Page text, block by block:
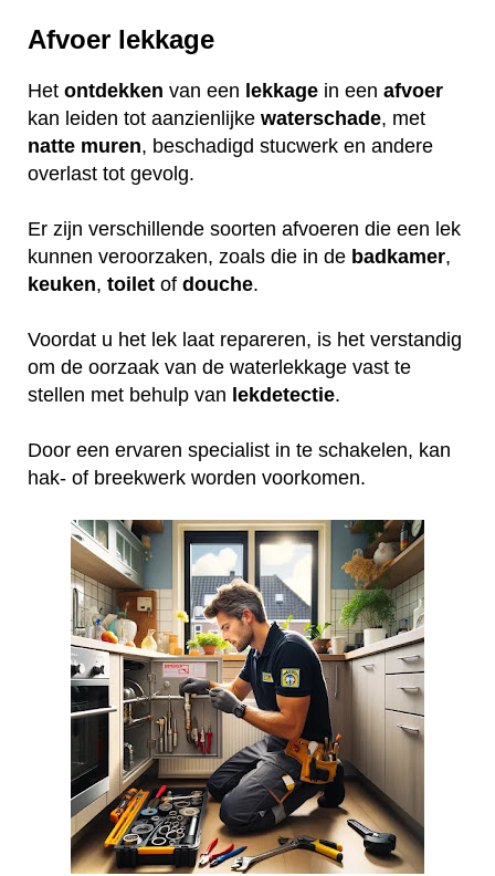
Afvoer lekkage
Het ontdekken van een lekkage in een afvoer
kan leiden tot aanzienlijke waterschade, met
natte muren, beschadigd stucwerk en andere
overlast tot gevolg.
Er zijn verschillende soorten afvoeren die een lek
kunnen veroorzaken, zoals die in de badkamer,
keuken, toilet of douche.
Voordat u het lek laat repareren, is het verstandig
om de oorzaak van de waterlekkage vast te
stellen met behulp van lekdetectie.
Door een ervaren specialist in te schakelen, kan
hak- of breekwerk worden voorkomen.